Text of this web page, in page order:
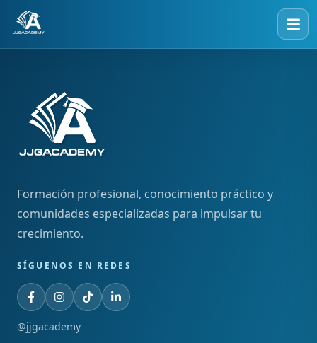
Formación profesional, conocimiento práctico y
comunidades especializadas para impulsar tu
crecimiento.
SÍGUENOS EN REDES
@jjgacademy